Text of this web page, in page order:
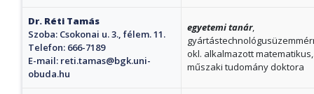
Dr. Réti Tamás
Szoba: Csokonai u. 3., félem. 11.
Telefon: 666-7189
E-mail: reti.tamas@bgk.uni-
obuda.hu
egyetemi tanár,
okl. alkalmazott
műszaki tudomány doktora